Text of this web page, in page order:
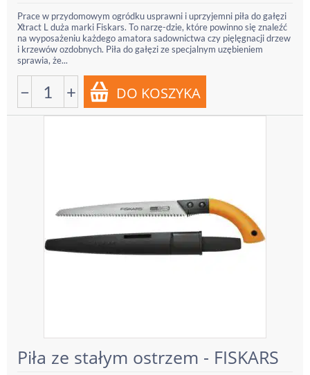
Prace w przydomowym ogródku usprawni i uprzyjemni piła do gałęzi
Xtract L duża marki Fiskars. To narzę-dzie, które powinno się znaleźć
na wyposażeniu każdego amatora sadownictwa czy pięlęgnacji drzew
i krzewów ozdobnych. Piła do gałęzi ze specjalnym uzębieniem
sprawia, że...
− +
Piła ze stałym ostrzem - FISKARS